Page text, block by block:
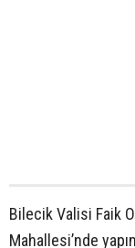
Bilecik Valisi Faik
Mahallesi’nde